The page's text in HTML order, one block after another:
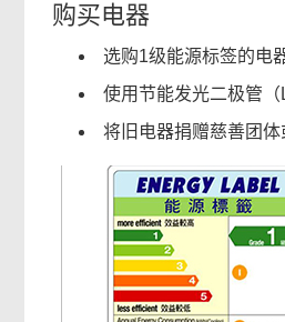
购买电器
选购1级能源标签的电
使用节能发光二极管（
将旧电器捐赠慈善团体